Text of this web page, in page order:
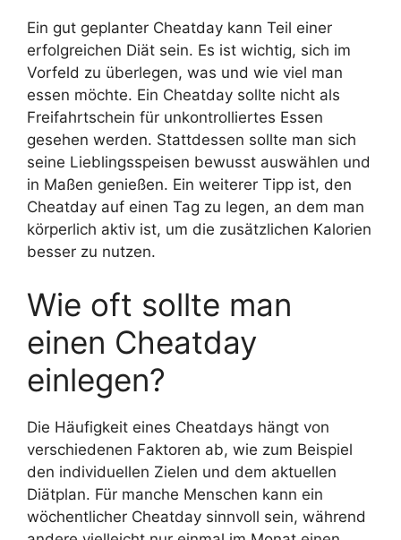
Ein gut geplanter Cheatday kann Teil einer
erfolgreichen Diät sein. Es ist wichtig, sich im
Vorfeld zu überlegen, was und wie viel man
essen möchte. Ein Cheatday sollte nicht als
Freifahrtschein für unkontrolliertes Essen
gesehen werden. Stattdessen sollte man sich
seine Lieblingsspeisen bewusst auswählen und
in Maßen genießen. Ein weiterer Tipp ist, den
Cheatday auf einen Tag zu legen, an dem man
körperlich aktiv ist, um die zusätzlichen Kalorien
besser zu nutzen.
Wie oft sollte man
einen Cheatday
einlegen?
Die Häufigkeit eines Cheatdays hängt von
verschiedenen Faktoren ab, wie zum Beispiel
den individuellen Zielen und dem aktuellen
Diätplan. Für manche Menschen kann ein
wöchentlicher Cheatday sinnvoll sein, während